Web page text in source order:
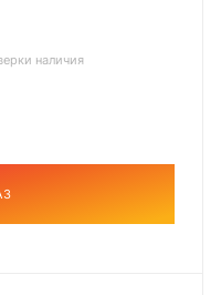
наличия